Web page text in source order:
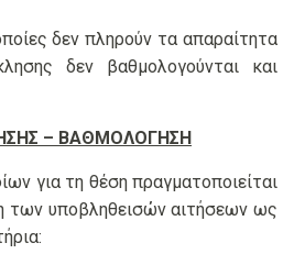
δεν πληρούν τα απαραίτητα
δεν βαθμολογούνται και
– ΒΑΘΜΟΛΟΓΗΣΗ
για τη θέση πραγματοποιείται
των υποβληθεισών αιτήσεων ως